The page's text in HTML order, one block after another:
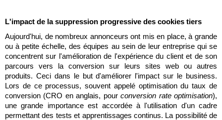
Justine Cremer
Laura Rooseleer
Laura Verhelst
Lena Pignoloni
Leonard Dierickx
L'impact de la suppression progressive des cookies tiers
Aujourd'hui, de nombreux annonceurs ont mis en place, à grande
ou à petite échelle, des équipes au sein de leur entreprise qui se
concentrent sur l'amélioration de l'expérience du client et de son
parcours vers la conversion sur leurs sites web ou autres
produits. Ceci dans le but d'améliorer l'impact sur le business.
Lors de ce processus, souvent appelé optimisation du taux de
conversion (CRO en anglais, pour conversion rate optimisation),
une grande importance est accordée à l'utilisation d'un cadre
permettant des tests et apprentissages continus. La possibilité de